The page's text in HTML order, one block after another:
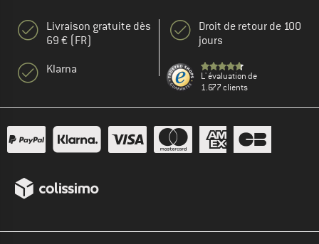
Livraison gratuite dès
69 € (FR)
Klarna
Droit de retour de 100
jours
L' évaluation de
1.677 clients